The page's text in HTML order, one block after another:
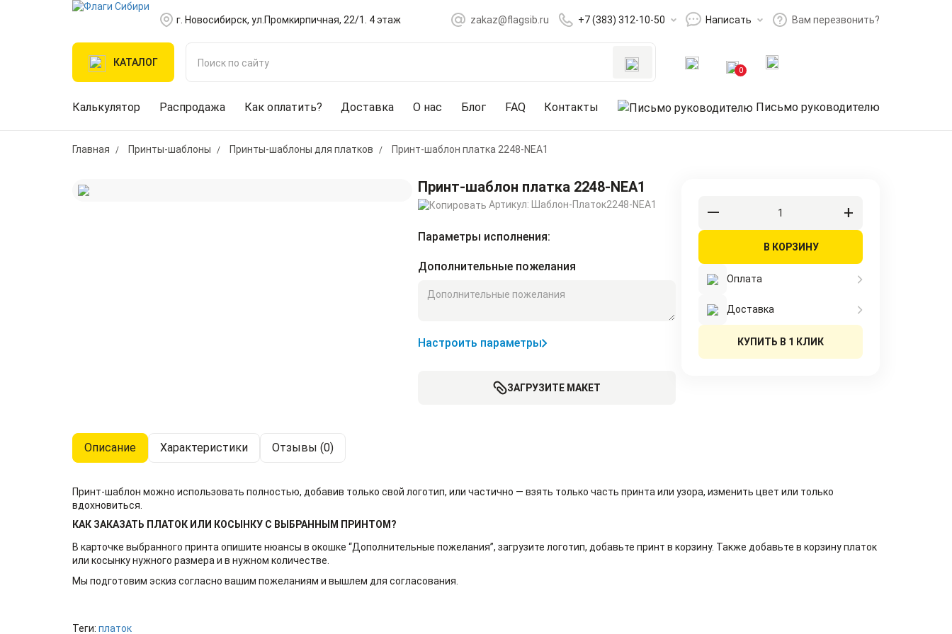
г. Новосибирск, ул.Промкирпичная, 22/1. 4 этаж zakaz@flagsib.ru +7 (383) 312-10-50 Написать Вам перезвонить?
КАТАЛОГ
0
Калькулятор Распродажа Как оплатить? Доставка О нас Блог FAQ Контакты Письмо руководителю
Главная Принты-шаблоны Принты-шаблоны для платков Принт-шаблон платка 2248-NEA1
Принт-шаблон платка 2248-NEA1
Артикул: Шаблон-Платок2248-NEA1
Параметры исполнения:
Дополнительные пожелания
Настроить параметры
ЗАГРУЗИТЕ МАКЕТ
В КОРЗИНУ
Оплата
Доставка
КУПИТЬ В 1 КЛИК
Описание Характеристики Отзывы (0)
Принт-шаблон можно использовать полностью, добавив только свой логотип, или частично — взять только часть принта или узора, изменить цвет или только
вдохновиться.
КАК ЗАКАЗАТЬ ПЛАТОК ИЛИ КОСЫНКУ С ВЫБРАННЫМ ПРИНТОМ?
В карточке выбранного принта опишите нюансы в окошке “Дополнительные пожелания”, загрузите логотип, добавьте принт в корзину. Также добавьте в корзину платок
или косынку нужного размера и в нужном количестве.
Мы подготовим эскиз согласно вашим пожеланиям и вышлем для согласования.
Теги: платок